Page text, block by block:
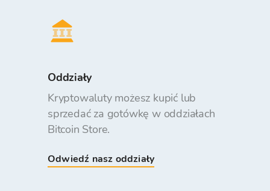
Oddziały
Kryptowaluty możesz kupić lub
sprzedać za gotówkę w oddziałach
Bitcoin Store.
Odwiedź nasz oddziały